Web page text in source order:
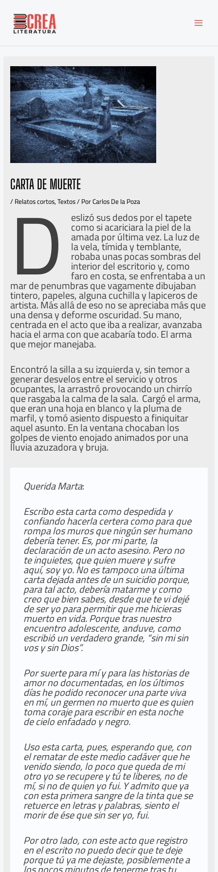
contenido
CARTA DE MUERTE
/Relatos cortos,Textos/ PorCarlos De la Poza
D eslizó sus dedos por el tapete
como si acariciara la piel de la
amada por última vez. La luz de
la vela, tímida y temblante,
robaba unas pocas sombras del
interior del escritorio y, como
faro en costa, se enfrentaba a un
mar de penumbras que vagamente dibujaban
tintero, papeles, alguna cuchilla y lapiceros de
artista. Más allá de eso no se apreciaba más que
una densa y deforme oscuridad. Su mano,
centrada en el acto que iba a realizar, avanzaba
hacia el arma con que acabaría todo. El arma
que mejor manejaba.
Encontró la silla a su izquierda y, sin temor a
generar desvelos entre el servicio y otros
ocupantes, la arrastró provocando un chirrío
que rasgaba la calma de la sala. Cargó el arma,
que eran una hoja en blanco y la pluma de
marfil, y tomó asiento dispuesto a finiquitar
aquel asunto. En la ventana chocaban los
golpes de viento enojado animados por una
lluvia azuzadora y bruja.
Querida Marta:
Escribo esta carta como despedida y
confiando hacerla certera como para que
rompa los muros que ningún ser humano
debería tener. Es, por mi parte, la
declaración de un acto asesino. Pero no
te inquietes, que quien muere y sufre
aquí, soy yo. No es tampoco una última
carta dejada antes de un suicidio porque,
para tal acto, debería matarme y como
creo que bien sabes, desde que te vi dejé
de ser yo para permitir que me hicieras
muerto en vida. Porque tras nuestro
encuentro adolescente, anduve, como
escribió un verdadero grande, “sin mi sin
vos y sin Dios”.
Por suerte para mí y para las historias de
amor no documentadas, en los últimos
días he podido reconocer una parte viva
en mí, un germen no muerto que es quien
toma coraje para escribir en esta noche
de cielo enfadado y negro.
Uso esta carta, pues, esperando que, con
el rematar de este medio cadáver que he
venido siendo, lo poco que queda de mi
otro yo se recupere y tú te liberes, no de
mí, si no de quien yo fui. Y admito que ya
con esta primera sangre de la tinta que se
retuerce en letras y palabras, siento el
morir de ése que sin ser yo, fui.
Por otro lado, con este acto que registro
en el escrito no puedo decir que te deje
porque tú ya me dejaste, posiblemente a